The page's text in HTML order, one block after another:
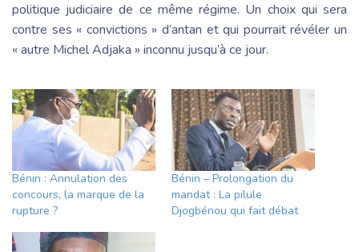
politique judiciaire de ce même régime. Un choix qui sera
contre ses « convictions » d’antan et qui pourrait révéler un
« autre Michel Adjaka » inconnu jusqu’à ce jour.
Bénin : Annulation des
concours, la marque de la
rupture ?
Bénin – Prolongation du
mandat : La pilule
Djogbénou qui fait débat